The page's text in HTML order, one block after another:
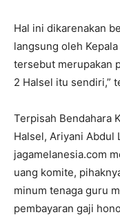
Hal ini dikarenakan
langsung oleh
tersebut merupakan
2 Halsel itu sendiri,”
Terpisah Bendahara
Halsel, Ariyani Abdul
jagamelanesia.com
uang komite,
minum tenaga guru
pembayaran gaji